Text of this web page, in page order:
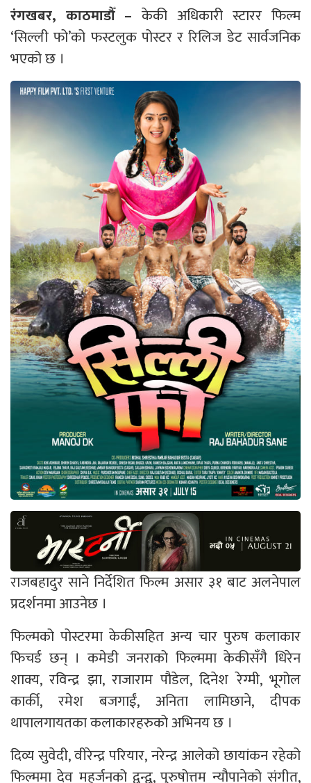
रंगखबर, काठमाडौँ – केकी अधिकारी स्टारर फिल्म
‘सिल्ली फो’को फस्टलुक पोस्टर र रिलिज डेट सार्वजनिक
भएको छ ।
राजबहादुर साने निर्देशित फिल्म असार ३१ बाट अलनेपाल
प्रदर्शनमा आउनेछ ।
फिल्मको पोस्टरमा केकीसहित अन्य चार पुरुष कलाकार
फिचर्ड छन् । कमेडी जनराको फिल्ममा केकीसँगै धिरेन
शाक्य, रविन्द्र झा, राजाराम पौडेल, दिनेश रेग्मी, भूगोल
कार्की, रमेश बजगाईं, अनिता लामिछाने, दीपक
थापालगायतका कलाकारहरुको अभिनय छ ।
दिव्य सुवेदी, वीरेन्द्र परियार, नरेन्द्र आलेको छायांकन रहेको
फिल्ममा देव महर्जनको द्वन्द्व, पुरुषोत्तम न्यौपानेको संगीत,